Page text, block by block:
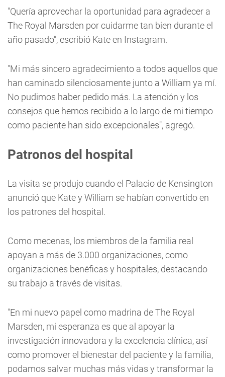
"Quería aprovechar la oportunidad para agradecer a
The Royal Marsden por cuidarme tan bien durante el
año pasado", escribió Kate en Instagram.
"Mi más sincero agradecimiento a todos aquellos que
han caminado silenciosamente junto a William ya mí.
No pudimos haber pedido más. La atención y los
consejos que hemos recibido a lo largo de mi tiempo
como paciente han sido excepcionales", agregó.
Patronos del hospital
La visita se produjo cuando el Palacio de Kensington
anunció que Kate y William se habían convertido en
los patrones del hospital.
Como mecenas, los miembros de la familia real
apoyan a más de 3.000 organizaciones, como
organizaciones benéficas y hospitales, destacando
su trabajo a través de visitas.
"En mi nuevo papel como madrina de The Royal
Marsden, mi esperanza es que al apoyar la
investigación innovadora y la excelencia clínica, así
como promover el bienestar del paciente y la familia,
podamos salvar muchas más vidas y transformar la